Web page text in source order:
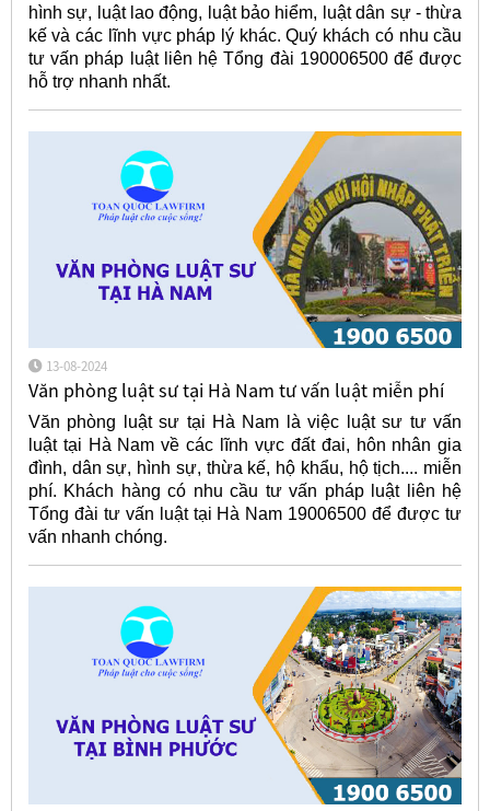
hình sự, luật lao động, luật bảo hiểm, luật dân sự - thừa
kế và các lĩnh vực pháp lý khác. Quý khách có nhu cầu
tư vấn pháp luật liên hệ Tổng đài 190006500 để được
hỗ trợ nhanh nhất.
13-08-2024
Văn phòng luật sư tại Hà Nam tư vấn luật miễn phí
Văn phòng luật sư tại Hà Nam là việc luật sư tư vấn
luật tại Hà Nam về các lĩnh vực đất đai, hôn nhân gia
đình, dân sự, hình sự, thừa kế, hộ khẩu, hộ tịch.... miễn
phí. Khách hàng có nhu cầu tư vấn pháp luật liên hệ
Tổng đài tư vấn luật tại Hà Nam 19006500 để được tư
vấn nhanh chóng.